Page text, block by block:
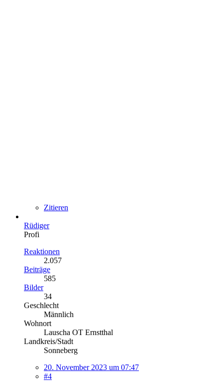
Zitieren
Rüdiger
Profi
Reaktionen
2.057
Beiträge
585
Bilder
34
Geschlecht
Männlich
Wohnort
Lauscha OT Ernstthal
Landkreis/Stadt
Sonneberg
20. November 2023 um 07:47
#4